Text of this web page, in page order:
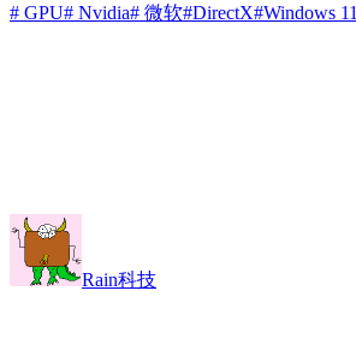
# GPU# Nvidia# 微软#DirectX#Windows 11
Rain科技